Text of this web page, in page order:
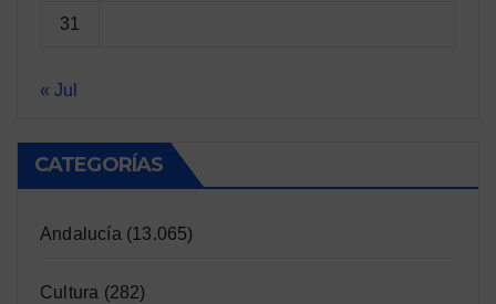
31
« Jul
CATEGORÍAS
Andalucía (13.065)
Cultura (282)